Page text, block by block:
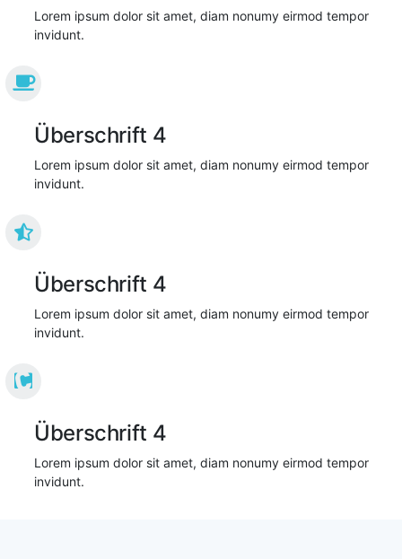
Lorem ipsum dolor sit amet, diam nonumy eirmod tempor
invidunt.
Überschrift 4
Lorem ipsum dolor sit amet, diam nonumy eirmod tempor
invidunt.
Überschrift 4
Lorem ipsum dolor sit amet, diam nonumy eirmod tempor
invidunt.
Überschrift 4
Lorem ipsum dolor sit amet, diam nonumy eirmod tempor
invidunt.